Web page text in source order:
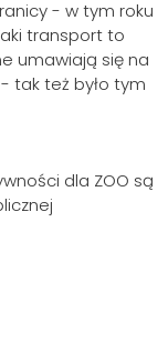
- w tym roku
transport to
umawiają się na
tak też było tym
dla ZOO są